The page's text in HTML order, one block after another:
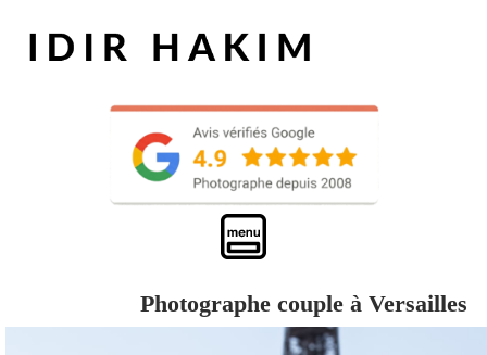
Photographe couple à Versailles